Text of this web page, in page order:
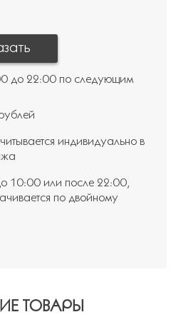
до 22:00 по следующим
индивидуально в
10:00 или после 22:00,
по двойному
ТОВАРЫ